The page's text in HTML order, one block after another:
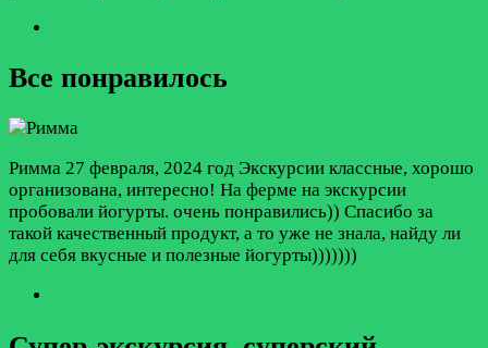
Все понравилось
Римма 27 февраля, 2024 год Экскурсии классные, хорошо
организована, интересно! На ферме на экскурсии
пробовали йогурты. очень понравились)) Спасибо за
такой качественный продукт, а то уже не знала, найду ли
для себя вкусные и полезные йогурты)))))))